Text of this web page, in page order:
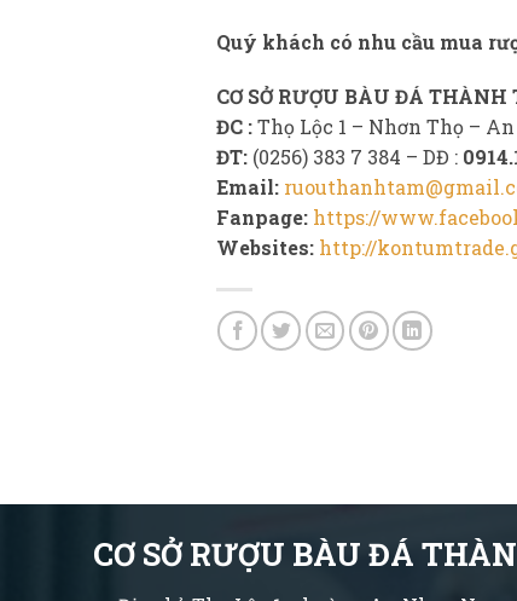
Quý khách có nhu cầu mua
CƠ SỞ RƯỢU BÀU ĐÁ THÀNH
ĐC :Thọ Lộc 1 – Nhơn Thọ –
ĐT:(0256) 383 7 384 – DĐ :
Email:
Fanpage: https://
Websites: http://
CƠ SỞ RƯỢU BÀU ĐÁ